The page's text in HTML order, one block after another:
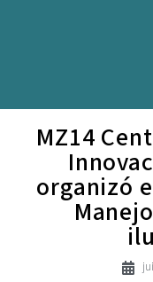
MZ14
organizó